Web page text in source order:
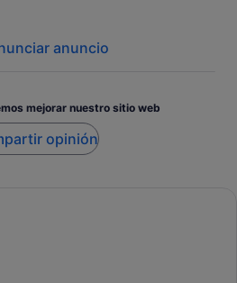
anuncio
mejorar nuestro sitio web
opinión